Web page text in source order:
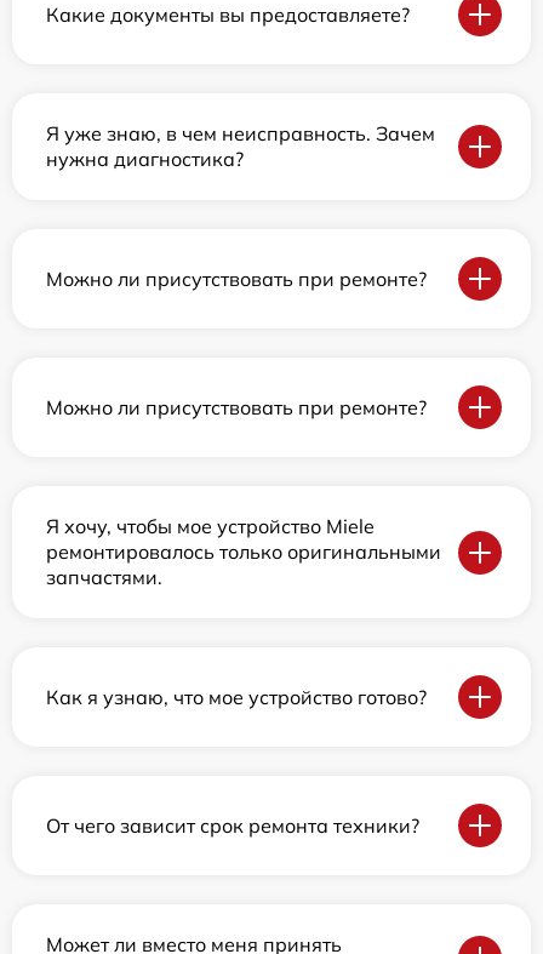
Какие документы вы предоставляете?
Я уже знаю, в чем неисправность. Зачем
нужна диагностика?
Можно ли присутствовать при ремонте?
Можно ли присутствовать при ремонте?
Я хочу, чтобы мое устройство Miele
ремонтировалось только оригинальными
запчастями.
Как я узнаю, что мое устройство готово?
От чего зависит срок ремонта техники?
Может ли вместо меня принять